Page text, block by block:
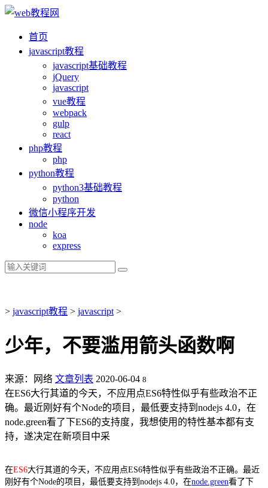
首页
javascript教程
javascript基础教程
jQuery
javascript
vue教程
webpack
gulp
react
php教程
php
python教程
python3基础教程
python
微信小程序开发
node
koa
express
> javascript教程 > javascript >
少年，不要滥用箭头函数啊
来源：网络 文章列表 2020-06-04 8
在ES6大行其道的今天，不应用点ES6特性似乎有些政治不正
确。最近刚好有个Node的项目，最低要支持到nodejs 4.0，在
node.green看了下ES6的支持度，我想使用的特性基本都有支
持，遂决定在新项目中采
在ES6大行其道的今天，不应用点ES6特性似乎有些政治不正确。最近
刚好有个Node的项目，最低要支持到nodejs 4.0，在node.green看了下